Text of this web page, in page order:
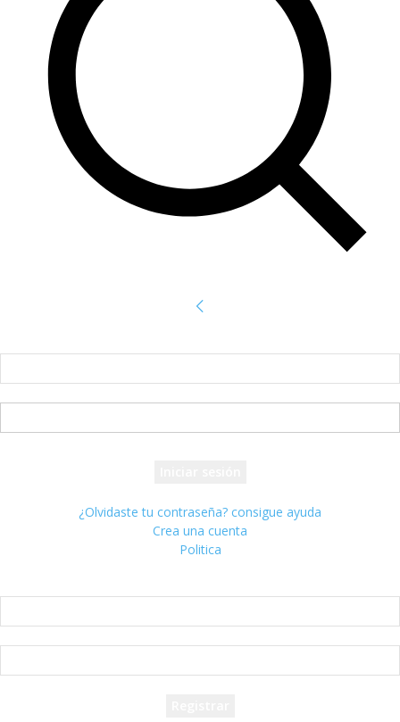
¿Olvidaste tu contraseña? consigue ayuda
Crea una cuenta
Politica